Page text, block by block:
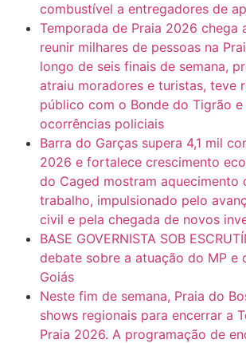
combustível a entregadores de
Temporada de Praia 2026 chega
reunir milhares de pessoas na
longo de seis finais de semana,
atraiu moradores e turistas, teve
público com o Bonde do Tigrão e
ocorrências policiais
Barra do Garças supera 4,1 mil
2026 e fortalece crescimento
do Caged mostram aquecimento
trabalho, impulsionado pelo
civil e pela chegada de novos
BASE GOVERNISTA SOB
debate sobre a atuação do MP e
Goiás
Neste fim de semana, Praia do
shows regionais para encerrar a
Praia 2026. A programação de